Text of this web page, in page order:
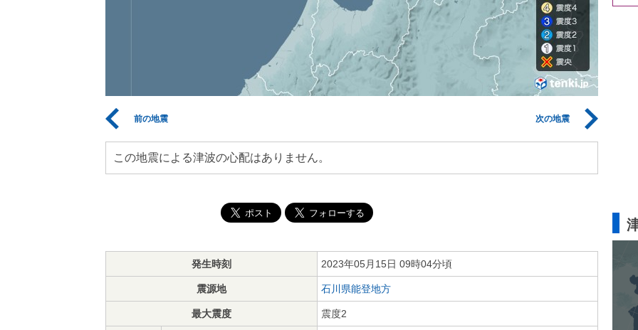
前の地震 次の地震
この地震による津波の心配はありません。
発生時刻 2023年05月15日 09時04分頃
震源地 石川県能登地方
最大震度 震度2